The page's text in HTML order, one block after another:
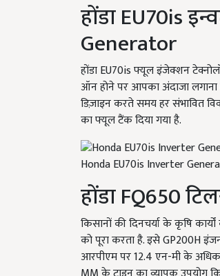
होंडा EU70is
Generator
होंडा EU70is फ्यूल इंजेक्शन
ऑन होने पर आपका अंदाजा लगाना
डिज़ाइन करते समय हर संभावित
का फ्यूल टैंक दिया गया है.
Honda EU70is Inverter
होंडा FQ650
किसानों की दिनचर्या के कृषि
को पूरा करता है. इसे GP200H
आरपीएम पर 12.4 एन-मी के